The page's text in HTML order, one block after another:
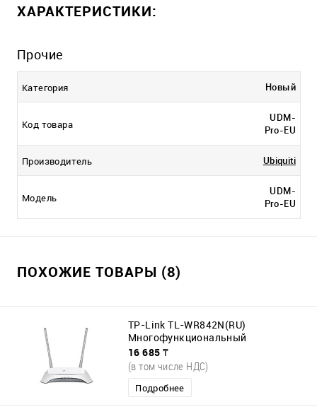
ХАРАКТЕРИСТИКИ:
Прочие
Категория Новый
Код товара
UDM-
Pro-EU
Производитель Ubiquiti
Модель
UDM-
Pro-EU
ПОХОЖИЕ ТОВАРЫ (8)
TP-Link TL-WR842N(RU)
Многофункциональный
беспроводной маршрутизатор
серии N 300Мб/с
16 685 ₸
(в том числе НДС)
Подробнее